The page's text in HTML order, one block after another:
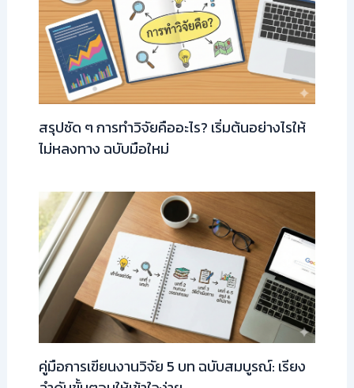
สรุปชัด ๆ การทำวิจัยคืออะไร? เริ่มต้นอย่างไรให้
ไม่หลงทาง ฉบับมือใหม่
คู่มือการเขียนงานวิจัย 5 บท ฉบับสมบูรณ์: เรียง